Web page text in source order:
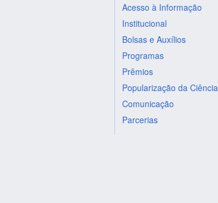
Acesso à Informação
Institucional
Bolsas e Auxílios
Programas
Prêmios
Popularização da Ciência
Comunicação
Parcerias